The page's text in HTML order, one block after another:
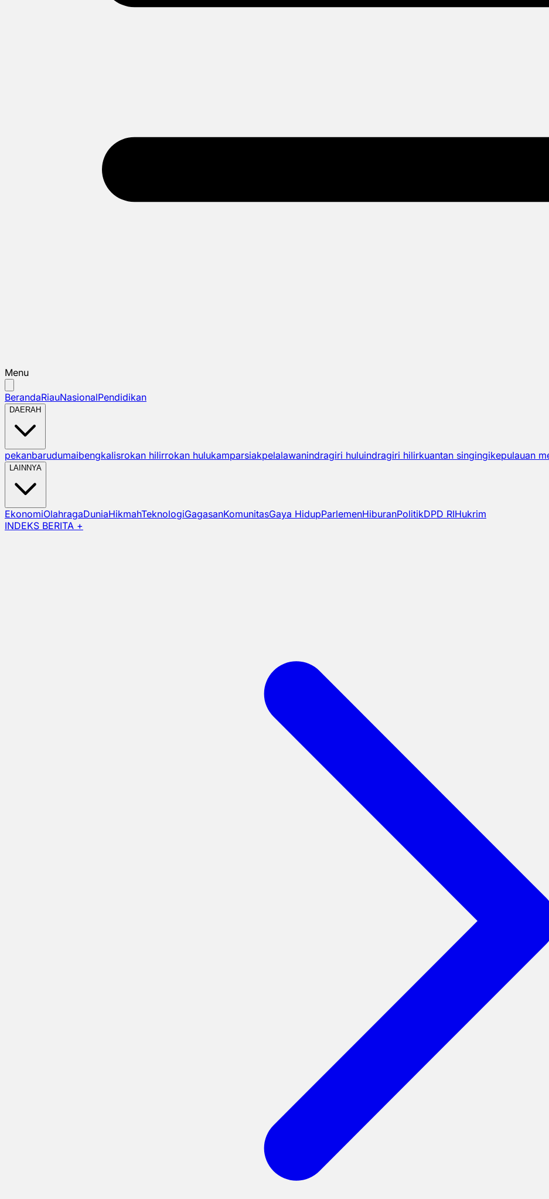
Menu
BerandaRiauNasionalPendidikan
DAERAH
pekanbarudumaibengkalisrokan hilirrokan hulukamparsiakpelalawanindragiri huluindragiri hilirkuantan singingikepulauan
LAINNYA
EkonomiOlahragaDuniaHikmahTeknologiGagasanKomunitasGaya HidupParlemenHiburanPolitikDPD RIHukrim
INDEKS BERITA +